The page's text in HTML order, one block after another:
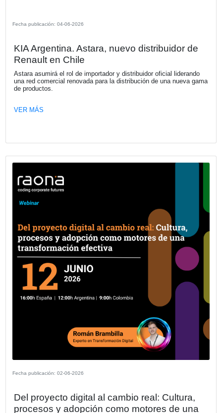
partir de hoy, los clientes pueden reservar de forma
nueva propuesta de la marca que replanteará el mundo
VER MÁS
Concluye con éxito la 1ª Ronda de
Inversores FIDBAN Argentina en
Innovación y Desarrollo (FIDBAN) celebró el jueves 4 de
1ª Ronda de Inversores en Argentina. El evento,